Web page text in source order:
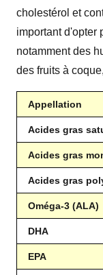
cholestérol et
important d'opter
notamment des
des fruits à
Appellation
Acides gras
Acides gras
Acides gras
Oméga-3 (ALA)
DHA
EPA